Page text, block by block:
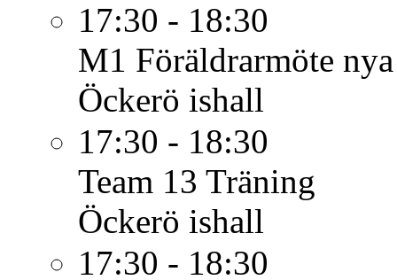
17:30 - 18:30
M1 Föräldrarmöte
Öckerö ishall
17:30 - 18:30
Team 13 Träning
Öckerö ishall
17:30 - 18:30